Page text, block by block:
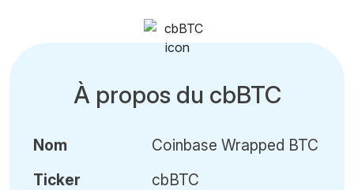
À propos du cbBTC
Nom
Ticker
Coinbase Wrapped BTC
cbBTC